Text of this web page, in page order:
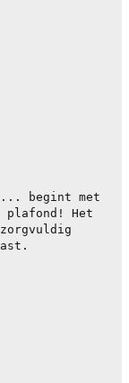
begint met
plafond! Het